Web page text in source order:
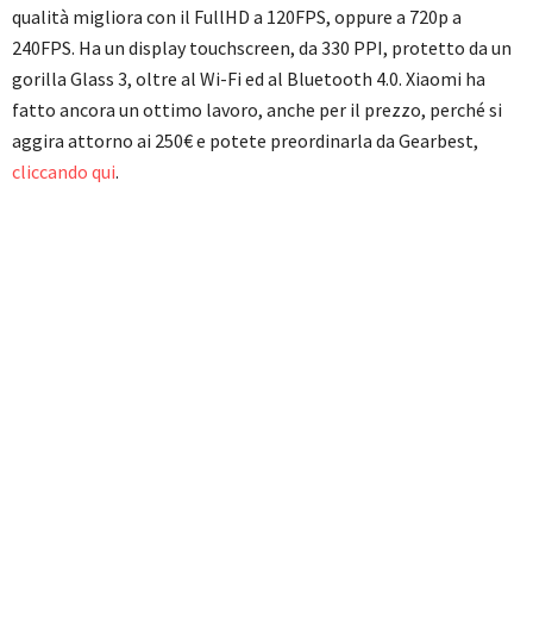
qualità migliora con il FullHD a 120FPS, oppure a 720p a
240FPS. Ha un display touchscreen, da 330 PPI, protetto da un
gorilla Glass 3, oltre al Wi-Fi ed al Bluetooth 4.0. Xiaomi ha
fatto ancora un ottimo lavoro, anche per il prezzo, perché si
aggira attorno ai 250€ e potete preordinarla da Gearbest,
cliccando qui.